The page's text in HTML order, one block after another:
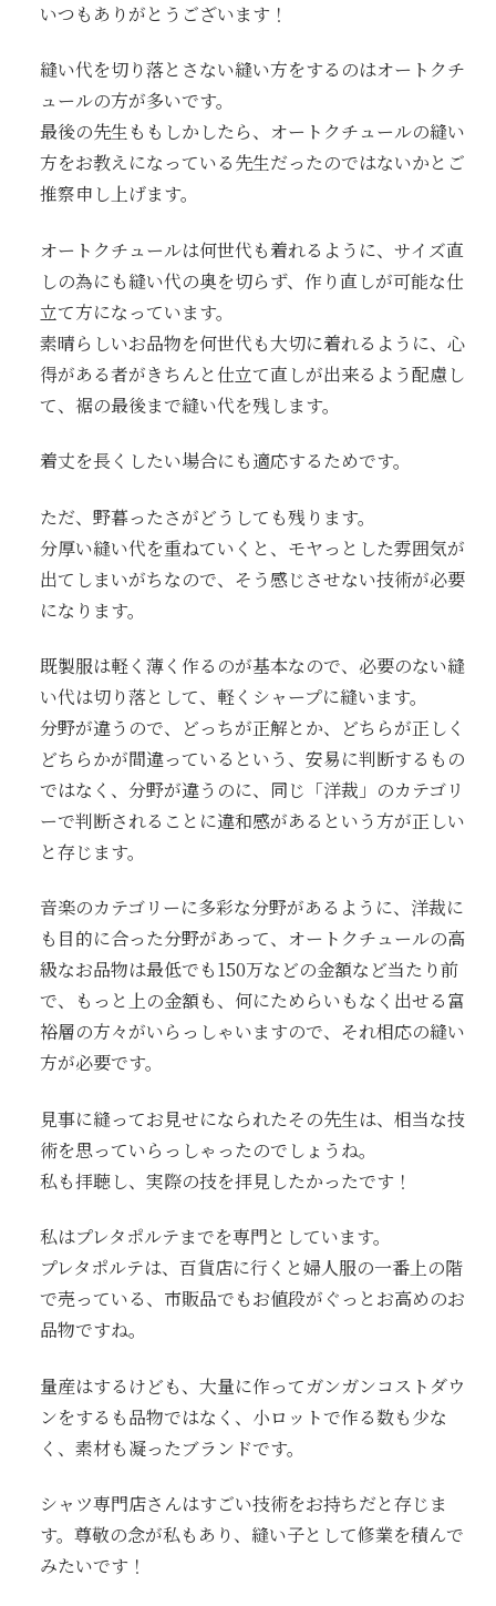
いつもありがとうございます！
縫い代を切り落とさない縫い方をするのはオートクチ
ュールの方が多いです。
最後の先生ももしかしたら、オートクチュールの縫い
方をお教えになっている先生だったのではないかとご
推察申し上げます。
オートクチュールは何世代も着れるように、サイズ直
しの為にも縫い代の奥を切らず、作り直しが可能な仕
立て方になっています。
素晴らしいお品物を何世代も大切に着れるように、心
得がある者がきちんと仕立て直しが出来るよう配慮し
て、裾の最後まで縫い代を残します。
着丈を長くしたい場合にも適応するためです。
ただ、野暮ったさがどうしても残ります。
分厚い縫い代を重ねていくと、モヤっとした雰囲気が
出てしまいがちなので、そう感じさせない技術が必要
になります。
既製服は軽く薄く作るのが基本なので、必要のない縫
い代は切り落として、軽くシャープに縫います。
分野が違うので、どっちが正解とか、どちらが正しく
どちらかが間違っているという、安易に判断するもの
ではなく、分野が違うのに、同じ「洋裁」のカテゴリ
ーで判断されることに違和感があるという方が正しい
と存じます。
音楽のカテゴリーに多彩な分野があるように、洋裁に
も目的に合った分野があって、オートクチュールの高
級なお品物は最低でも150万などの金額など当たり前
で、もっと上の金額も、何にためらいもなく出せる富
裕層の方々がいらっしゃいますので、それ相応の縫い
方が必要です。
見事に縫ってお見せになられたその先生は、相当な技
術を思っていらっしゃったのでしょうね。
私も拝聴し、実際の技を拝見したかったです！
私はプレタポルテまでを専門としています。
プレタポルテは、百貨店に行くと婦人服の一番上の階
で売っている、市販品でもお値段がぐっとお高めのお
品物ですね。
量産はするけども、大量に作ってガンガンコストダウ
ンをするも品物ではなく、小ロットで作る数も少な
く、素材も凝ったブランドです。
シャツ専門店さんはすごい技術をお持ちだと存じま
す。尊敬の念が私もあり、縫い子として修業を積んで
みたいです！